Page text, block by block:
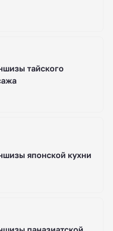
тайского
японской кухни